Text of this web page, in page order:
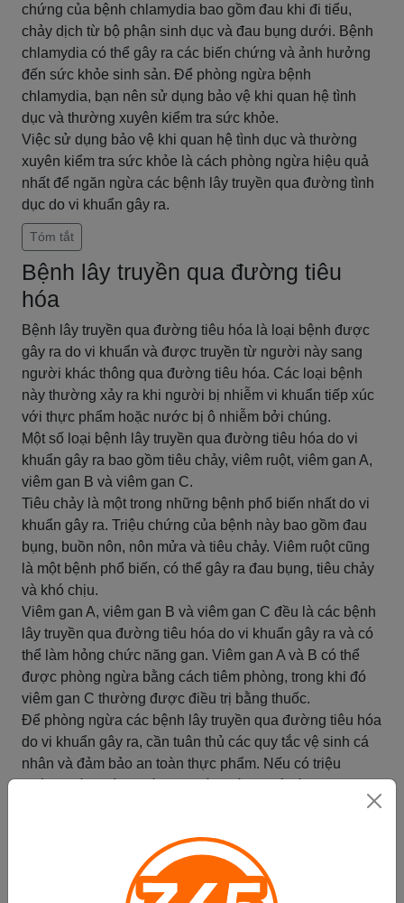
chứng của bệnh chlamydia bao gồm đau khi đi tiểu,
chảy dịch từ bộ phận sinh dục và đau bụng dưới. Bệnh
chlamydia có thể gây ra các biến chứng và ảnh hưởng
đến sức khỏe sinh sản. Để phòng ngừa bệnh
chlamydia, bạn nên sử dụng bảo vệ khi quan hệ tình
dục và thường xuyên kiểm tra sức khỏe.
Việc sử dụng bảo vệ khi quan hệ tình dục và thường
xuyên kiểm tra sức khỏe là cách phòng ngừa hiệu quả
nhất để ngăn ngừa các bệnh lây truyền qua đường tình
dục do vi khuẩn gây ra.
Tóm tắt
Bệnh lây truyền qua đường tiêu
hóa
Bệnh lây truyền qua đường tiêu hóa là loại bệnh được
gây ra do vi khuẩn và được truyền từ người này sang
người khác thông qua đường tiêu hóa. Các loại bệnh
này thường xảy ra khi người bị nhiễm vi khuẩn tiếp xúc
với thực phẩm hoặc nước bị ô nhiễm bởi chúng.
Một số loại bệnh lây truyền qua đường tiêu hóa do vi
khuẩn gây ra bao gồm tiêu chảy, viêm ruột, viêm gan A,
viêm gan B và viêm gan C.
Tiêu chảy là một trong những bệnh phổ biến nhất do vi
khuẩn gây ra. Triệu chứng của bệnh này bao gồm đau
bụng, buồn nôn, nôn mửa và tiêu chảy. Viêm ruột cũng
là một bệnh phổ biến, có thể gây ra đau bụng, tiêu chảy
và khó chịu.
Viêm gan A, viêm gan B và viêm gan C đều là các bệnh
lây truyền qua đường tiêu hóa do vi khuẩn gây ra và có
thể làm hỏng chức năng gan. Viêm gan A và B có thể
được phòng ngừa bằng cách tiêm phòng, trong khi đó
viêm gan C thường được điều trị bằng thuốc.
Để phòng ngừa các bệnh lây truyền qua đường tiêu hóa
do vi khuẩn gây ra, cần tuân thủ các quy tắc vệ sinh cá
nhân và đảm bảo an toàn thực phẩm. Nếu có triệu